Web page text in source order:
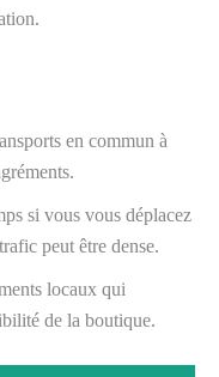
en commun à
si vous vous déplacez
peut être dense.
locaux qui
de la boutique.